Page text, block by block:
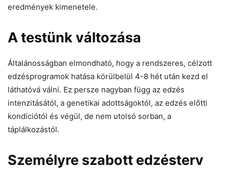
eredmények kimenetele.
A testünk változása
Általánosságban elmondható, hogy a rendszeres, célzott
edzésprogramok hatása körülbelül 4-8 hét után kezd el
láthatóvá válni. Ez persze nagyban függ az edzés
intenzitásától, a genetikai adottságoktól, az edzés előtti
kondíciótól és végül, de nem utolsó sorban, a
táplálkozástól.
Személyre szabott edzésterv